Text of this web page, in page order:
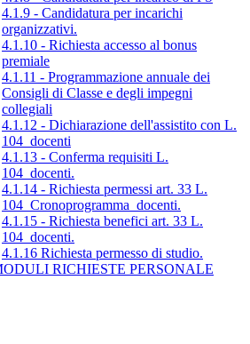
4.1.9 - Candidatura per incarichi
organizzativi.
4.1.10 - Richiesta accesso al bonus
premiale
4.1.11 - Programmazione annuale dei
Consigli di Classe e degli impegni
collegiali
4.1.12 - Dichiarazione dell'assistito con L.
104_docenti
4.1.13 - Conferma requisiti L.
104_docenti.
4.1.14 - Richiesta permessi art. 33 L.
104_Cronoprogramma_docenti.
4.1.15 - Richiesta benefici art. 33 L.
104_docenti.
4.1.16 Richiesta permesso di studio.
RICHIESTE PERSONALE